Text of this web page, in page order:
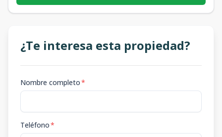
¿Te interesa esta propiedad?
Nombre completo*
Teléfono*